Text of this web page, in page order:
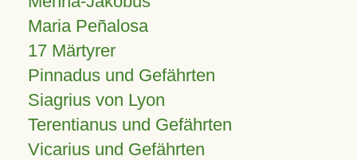
Maria Peñalosa
17 Märtyrer
Pinnadus und Gefährten
Siagrius von Lyon
Terentianus und Gefährten
Vicarius und Gefährten